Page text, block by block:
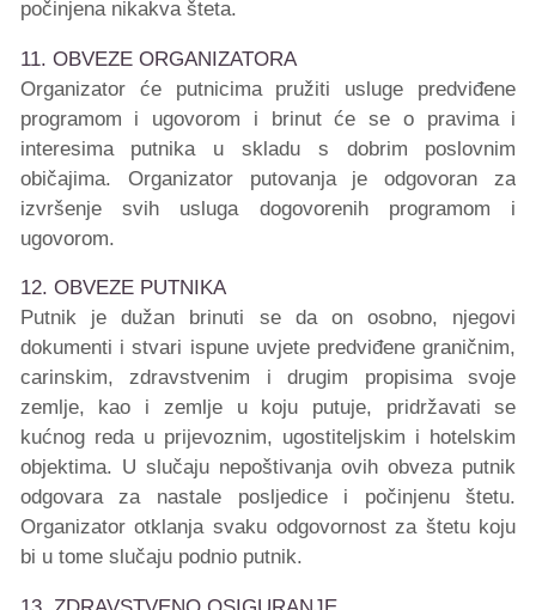
počinjena nikakva šteta.
11. OBVEZE ORGANIZATORA
Organizator će putnicima pružiti usluge predviđene
programom i ugovorom i brinut će se o pravima i
interesima putnika u skladu s dobrim poslovnim
običajima. Organizator putovanja je odgovoran za
izvršenje svih usluga dogovorenih programom i
ugovorom.
12. OBVEZE PUTNIKA
Putnik je dužan brinuti se da on osobno, njegovi
dokumenti i stvari ispune uvjete predviđene graničnim,
carinskim, zdravstvenim i drugim propisima svoje
zemlje, kao i zemlje u koju putuje, pridržavati se
kućnog reda u prijevoznim, ugostiteljskim i hotelskim
objektima. U slučaju nepoštivanja ovih obveza putnik
odgovara za nastale posljedice i počinjenu štetu.
Organizator otklanja svaku odgovornost za štetu koju
bi u tome slučaju podnio putnik.